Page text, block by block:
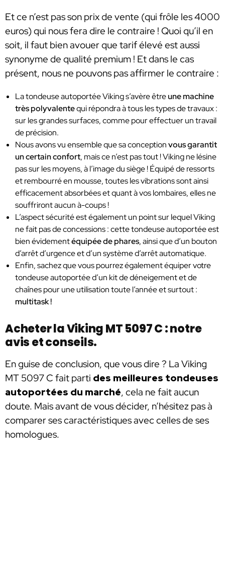
Et ce n’est pas son prix de vente (qui frôle les 4000
euros) qui nous fera dire le contraire ! Quoi qu’il en
soit, il faut bien avouer que tarif élevé est aussi
synonyme de qualité premium ! Et dans le cas
présent, nous ne pouvons pas affirmer le contraire :
La tondeuse autoportée Viking s’avère êtreune machine
très polyvalentequi répondra à tous les types de travaux :
sur les grandes surfaces, comme pour effectuer un travail
de précision.
Nous avons vu ensemble que sa conceptionvous garantit
un certain confort, mais ce n’est pas tout ! Viking ne lésine
pas sur les moyens, à l’image du siège ! Équipé de ressorts
et rembourré en mousse, toutes les vibrations sont ainsi
efficacement absorbées et quant à vos lombaires, elles ne
souffriront aucun à-coups !
L’aspect sécurité est également un point sur lequel Viking
ne fait pas de concessions : cette tondeuse autoportée est
bien évidementéquipée de phares, ainsi que d’un bouton
d’arrêt d’urgence et d’un système d’arrêt automatique.
Enfin, sachez que vous pourrez également équiper votre
tondeuse autoportée d’un kit de déneigement et de
chaînes pour une utilisation toute l’année et surtout :
multitask !
Acheter la Viking MT 5097 C : notre
avis et conseils.
En guise de conclusion, que vous dire ? La Viking
MT 5097 C fait parti des meilleures tondeuses
autoportées du marché, cela ne fait aucun
doute. Mais avant de vous décider, n’hésitez pas à
comparer ses caractéristiques avec celles de ses
homologues.